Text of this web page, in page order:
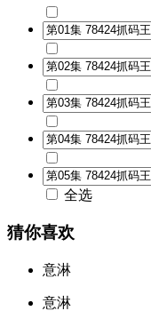
全选
猜你喜欢
意淋
意淋